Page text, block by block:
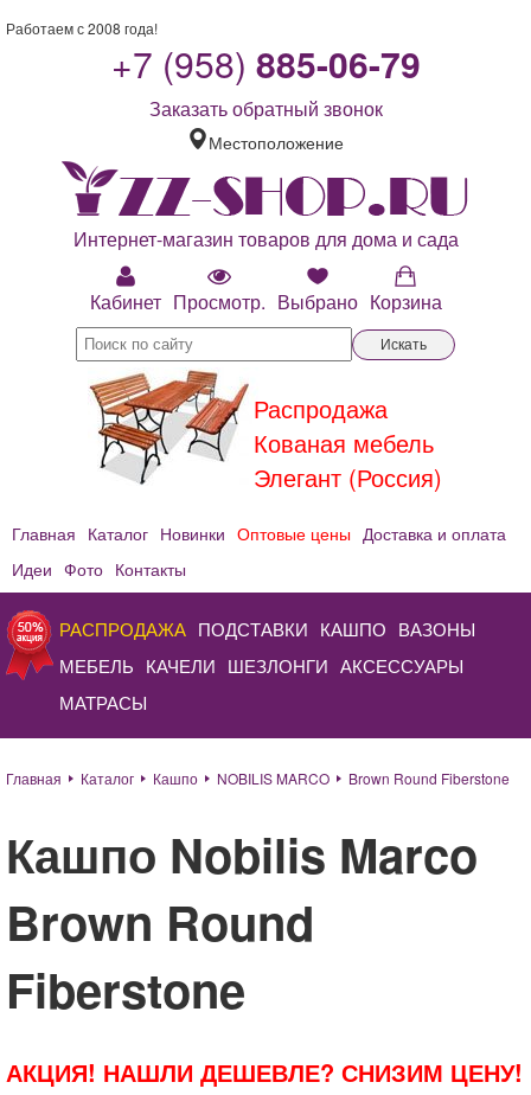
Работаем с 2008 года!
+7 (958) 885-06-79
Заказать обратный звонок
Местоположение
Интернет-магазин товаров для дома и сада
Кабинет Просмотр. Выбрано Корзина
Искать
Распродажа
Кованая мебель
Элегант (Россия)
Главная Каталог Новинки Оптовые цены Доставка и оплата
Идеи Фото Контакты
РАСПРОДАЖА ПОДСТАВКИ КАШПО ВАЗОНЫ
МЕБЕЛЬ КАЧЕЛИ ШЕЗЛОНГИ АКСЕССУАРЫ
МАТРАСЫ
Главная Каталог Кашпо NOBILIS MARCO Brown Round Fiberstone
Кашпо Nobilis Marco
Brown Round
Fiberstone
АКЦИЯ! НАШЛИ ДЕШЕВЛЕ? СНИЗИМ ЦЕНУ!